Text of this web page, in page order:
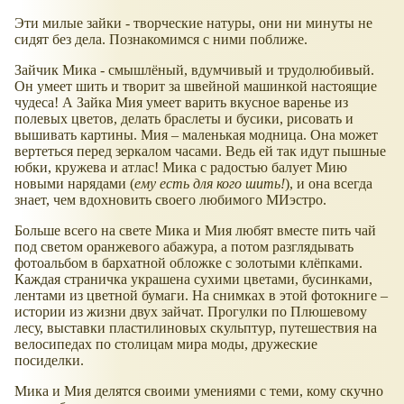
Эти милые зайки - творческие натуры, они ни минуты не
сидят без дела. Познакомимся с ними поближе.
Зайчик Мика - смышлёный, вдумчивый и трудолюбивый.
Он умеет шить и творит за швейной машинкой настоящие
чудеса! А Зайка Мия умеет варить вкусное варенье из
полевых цветов, делать браслеты и бусики, рисовать и
вышивать картины. Мия – маленькая модница. Она может
вертеться перед зеркалом часами. Ведь ей так идут пышные
юбки, кружева и атлас! Мика с радостью балует Мию
новыми нарядами (ему есть для кого шить!), и она всегда
знает, чем вдохновить своего любимого МИэстро.
Больше всего на свете Мика и Мия любят вместе пить чай
под светом оранжевого абажура, а потом разглядывать
фотоальбом в бархатной обложке с золотыми клёпками.
Каждая страничка украшена сухими цветами, бусинками,
лентами из цветной бумаги. На снимках в этой фотокниге –
истории из жизни двух зайчат. Прогулки по Плюшевому
лесу, выставки пластилиновых скульптур, путешествия на
велосипедах по столицам мира моды, дружеские
посиделки.
Мика и Мия делятся своими умениями с теми, кому скучно